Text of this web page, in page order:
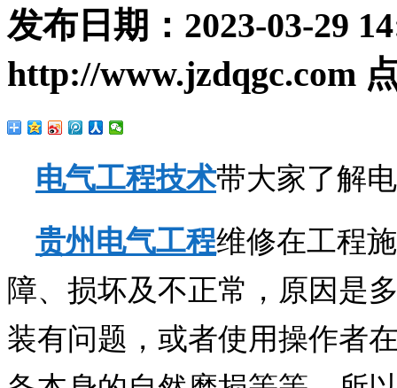
发布日期： 2023-03-29
http://www.jzdqgc.com
电气工程技术带大家了解
贵州电气工程维修在工程
障、损坏及不正常，原因是
装有问题，或者使用操作者